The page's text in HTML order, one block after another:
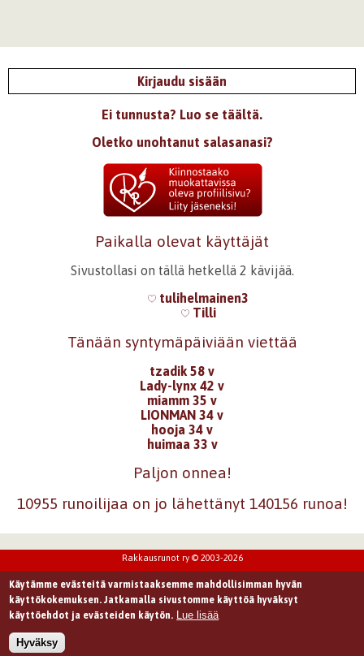
Kirjaudu sisään
Ei tunnusta? Luo se täältä.
Oletko unohtanut salasanasi?
Paikalla olevat käyttäjät
Sivustollasi on tällä hetkellä 2 kävijää.
tulihelmainen3
Tilli
Tänään syntymäpäiviään viettää
tzadik 58 v
Lady-lynx 42 v
miamm 35 v
LIONMAN 34 v
hooja 34 v
huimaa 33 v
Paljon onnea!
10955 runoilijaa on jo lähettänyt 140156 runoa!
Rakkausrunot ry © 2003-2026
Käytämme evästeitä varmistaaksemme mahdollisimman hyvän
käyttökokemuksen. Jatkamalla sivustomme käyttöä hyväksyt
käyttöehdot ja evästeiden käytön. Lue lisää
Hyväksy